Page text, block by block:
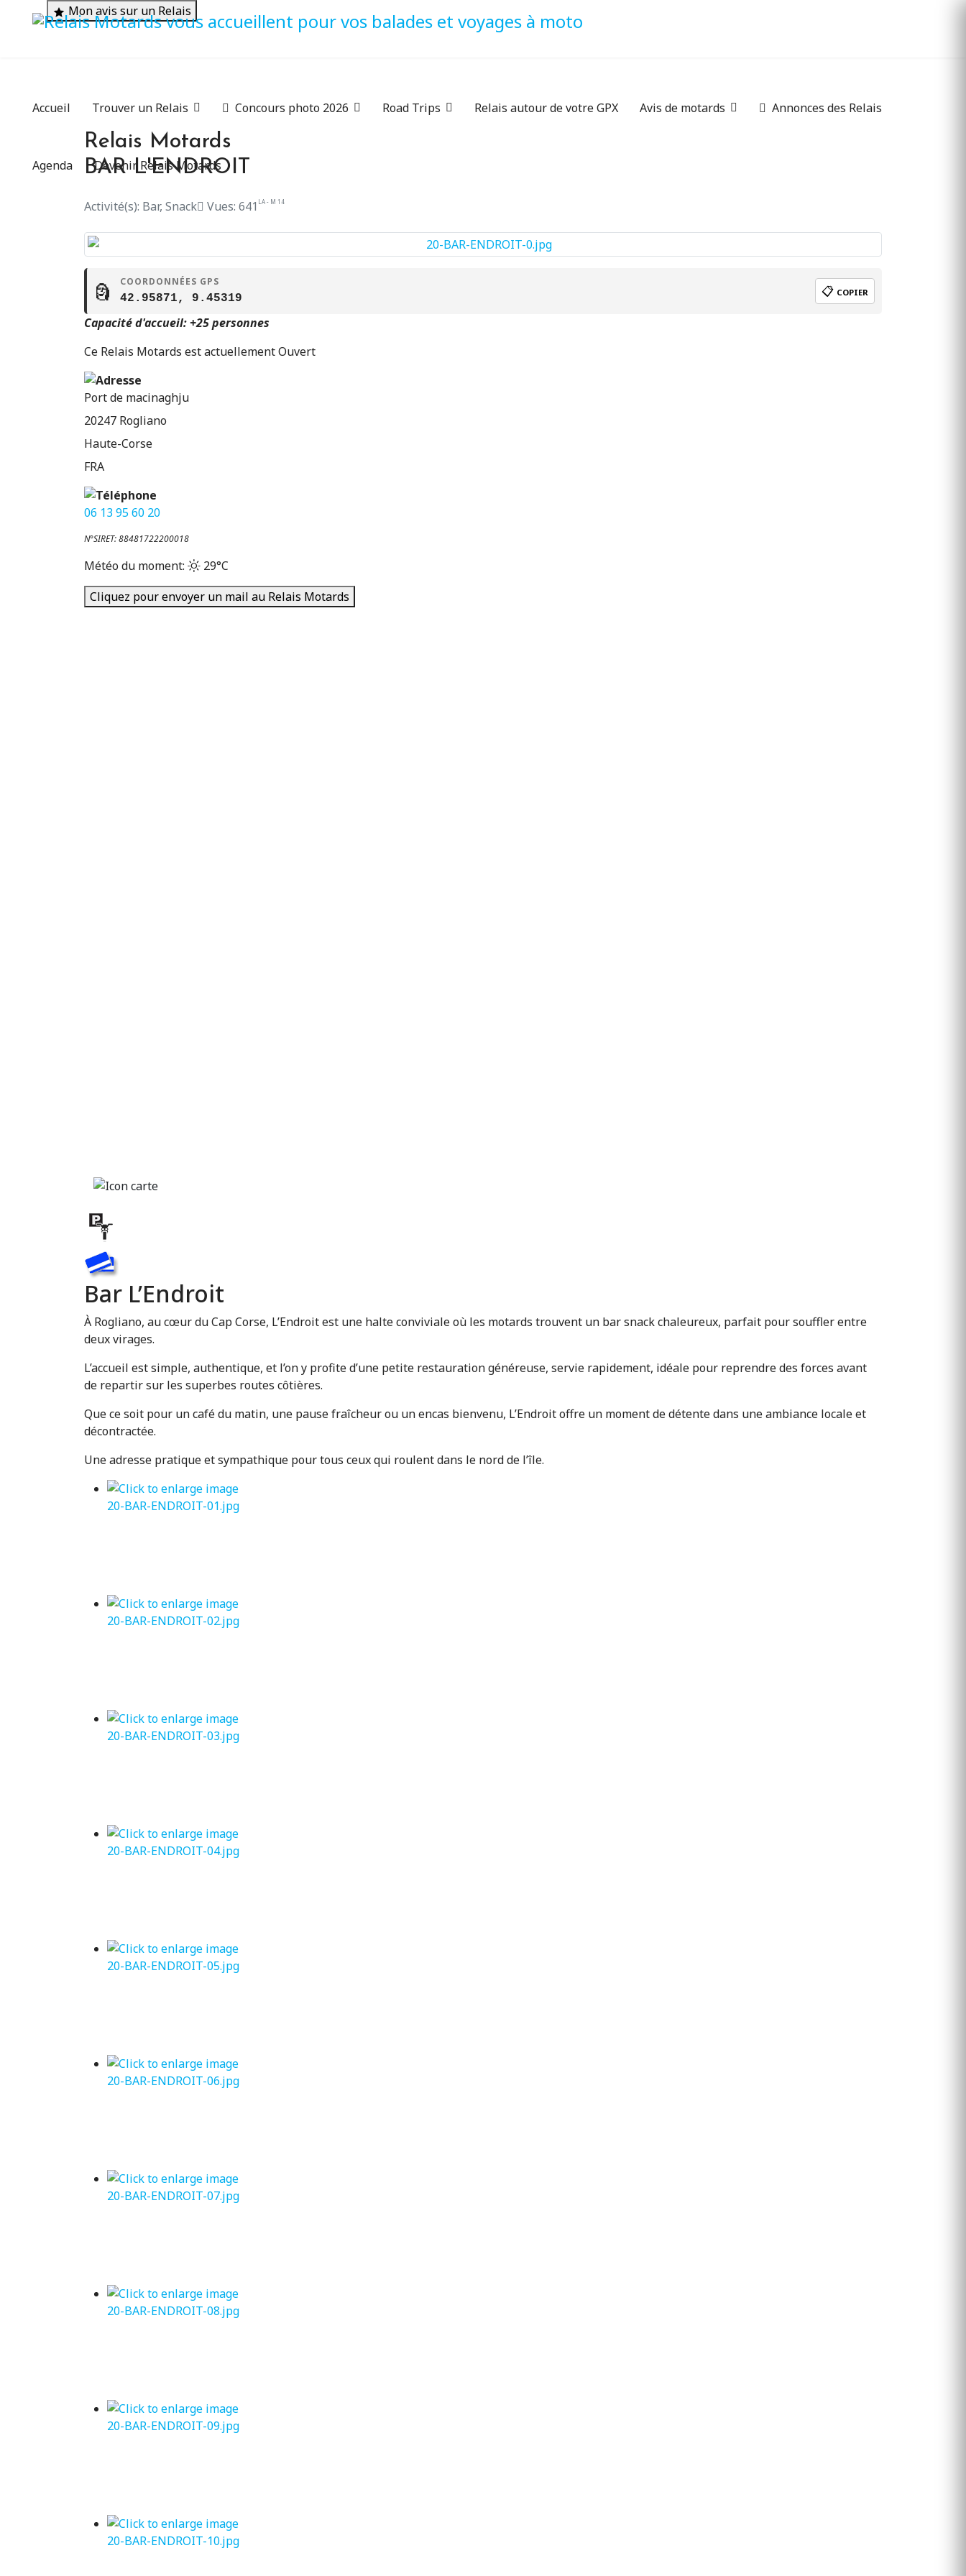
Mon avis sur un Relais
Accueil Trouver un Relais Concours photo 2026 Road Trips Relais autour de votre GPX Avis de motards Annonces des Relais
Agenda Devenir Relais Motards
Relais Motards
BAR L'ENDROIT
Activité(s): Bar, Snack Vues: 641 LA - M 14
🗿 COORDONNÉES GPS
42.95871, 9.45319 📋 COPIER
Capacité d'accueil: +25 personnes
Ce Relais Motards est actuellement Ouvert
Port de macinaghju
20247 Rogliano
Haute-Corse
FRA
06 13 95 60 20
N°SIRET: 88481722200018
Météo du moment:
29°C
Cliquez pour envoyer un mail au Relais Motards
Bar L’Endroit
À Rogliano, au cœur du Cap Corse, L’Endroit est une halte conviviale où les motards trouvent un bar snack chaleureux, parfait pour souffler entre
deux virages.
L’accueil est simple, authentique, et l’on y profite d’une petite restauration généreuse, servie rapidement, idéale pour reprendre des forces avant
de repartir sur les superbes routes côtières.
Que ce soit pour un café du matin, une pause fraîcheur ou un encas bienvenu, L’Endroit offre un moment de détente dans une ambiance locale et
décontractée.
Une adresse pratique et sympathique pour tous ceux qui roulent dans le nord de l’île.